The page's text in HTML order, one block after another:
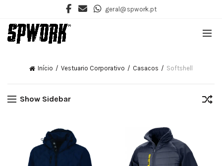
geral@spwork.pt
Início Vestuario Corporativo Casacos Softshell
Show Sidebar